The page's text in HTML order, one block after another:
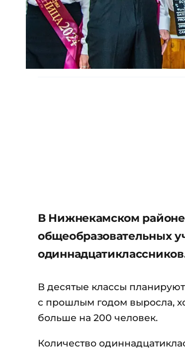
В Нижнекамском районе
общеобразовательных
В десятые классы
с прошлым годом выросла,
больше на 200 человек.
Количество